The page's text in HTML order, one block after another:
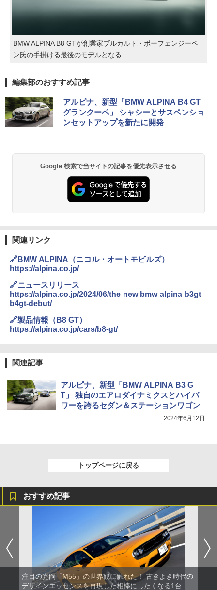
BMW ALPINA B8 GTが創業家ブルカルト・ボーフェンジーペ
ン氏の手掛ける最後のモデルとなる
編集部のおすすめ記事
アルピナ、新型「BMW ALPINA B4 GT
グランクーペ」 シャシーとサスペンショ
ンセットアップを新たに開発
Google 検索で当サイトの記事を優先表示させる
関連リンク
🔗BMW ALPINA（ニコル・オートモビルズ）
https://alpina.co.jp/
🔗ニュースリリース
https://alpina.co.jp/2024/06/the-new-bmw-alpina-b3gt-
b4gt-debut/
🔗製品情報（B8 GT）
https://alpina.co.jp/cars/b8-gt/
関連記事
アルピナ、新型「BMW ALPINA B3 G
T」 独自のエアロダイナミクスとハイパ
ワーを誇るセダン＆ステーションワゴン
2024年6月12日
トップページに戻る
おすすめ記事
注目の光岡「M55」の世界観に触れた！ 古きよき時代の
デザインエッセンスを再現した相棒にしたくなる1台